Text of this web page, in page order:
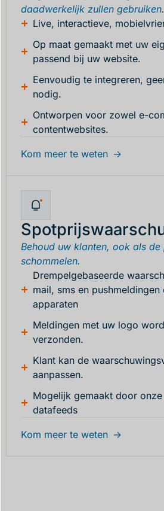
daadwerkelijk zullen gebruiken.
Live, interactieve,
Op maat gemaakt met uw
passend bij uw website.
Eenvoudig te integreren,
nodig.
Ontworpen voor zowel e-
contentwebsites.
Kom meer te weten
Behoud uw klanten, ook als de
schommelen.
Drempelgebaseerde
mail, sms en
apparaten
Meldingen met uw logo
verzonden.
Klant kan de
aanpassen.
Mogelijk gemaakt door
datafeeds
Kom meer te weten